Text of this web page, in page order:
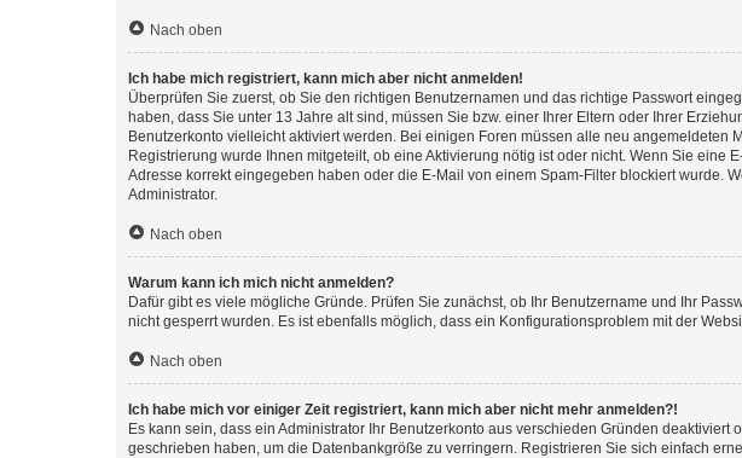
Nach oben
Ich habe mich registriert, kann mich aber nicht anmelden!
Überprüfen Sie zuerst, ob Sie den richtigen Benutzernamen und das richtige Passwort
haben, dass Sie unter 13 Jahre alt sind, müssen Sie bzw. einer Ihrer Eltern oder Ihrer
Benutzerkonto vielleicht aktiviert werden. Bei einigen Foren müssen alle neu
Registrierung wurde Ihnen mitgeteilt, ob eine Aktivierung nötig ist oder nicht. Wenn Sie
Adresse korrekt eingegeben haben oder die E-Mail von einem Spam-Filter blockiert wurde.
Administrator.
Nach oben
Warum kann ich mich nicht anmelden?
Dafür gibt es viele mögliche Gründe. Prüfen Sie zunächst, ob Ihr Benutzername und Ihr
nicht gesperrt wurden. Es ist ebenfalls möglich, dass ein Konfigurationsproblem mit der
Nach oben
Ich habe mich vor einiger Zeit registriert, kann mich aber nicht mehr anmelden?!
Es kann sein, dass ein Administrator Ihr Benutzerkonto aus verschieden Gründen
geschrieben haben, um die Datenbankgröße zu verringern. Registrieren Sie sich einfach